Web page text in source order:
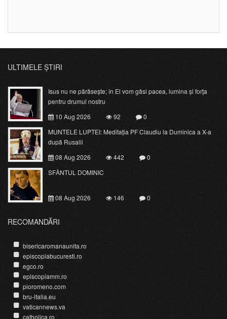
ULTIMELE ȘTIRI
Isus nu ne părăsește; în El vom găsi pacea, lumina și forța
pentru drumul nostru
10 Aug 2026
92
0
MUNTELE LUPTEI: Meditația PF Claudiu la Duminica a X-a
după Rusalii
08 Aug 2026
442
0
SFÂNTUL DOMINIC
08 Aug 2026 146 0
RECOMANDĂRI
bisericaromanaunita.ro
episcopiabucuresti.ro
egco.ro
episcopiamm.ro
pioromeno.com
bru-italia.eu
vaticannews.va
catholica.ro